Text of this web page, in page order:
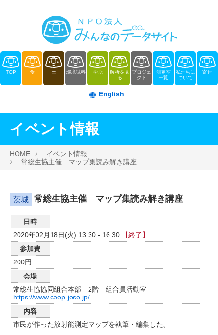
TOP 食 土 環境試料 学ぶ
解析を見
る
プロジェ
クト
測定室
一覧
私たちに
ついて
寄付
English
イベント情報
HOME
イベント情報
常総生協主催 マップ集読み解き講座
茨城 常総生協主催 マップ集読み解き講座
日時
2020年02月18日(火) 13:30 - 16:30
【終了】
参加費
200円
会場
常総生協協同組合本部 2階 組合員活動室
https://www.coop-joso.jp/
内容
市民が作った放射能測定マップを執筆・編集した、